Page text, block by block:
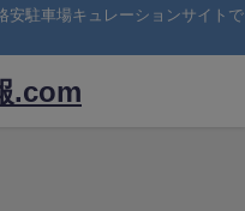
安駐車場キュレーションサイトで
.com